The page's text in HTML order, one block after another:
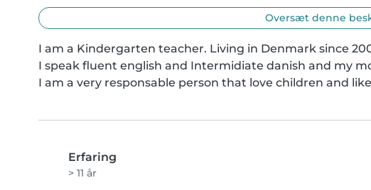
Oversæt denne
I am a Kindergarten teacher. Living in Denmark since
I speak fluent english and Intermidiate danish and my
I am a very responsable person that love children and
Erfaring
> 11 år